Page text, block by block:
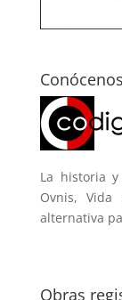
Conócenos
La historia
Ovnis, Vida
alternativa
Obras